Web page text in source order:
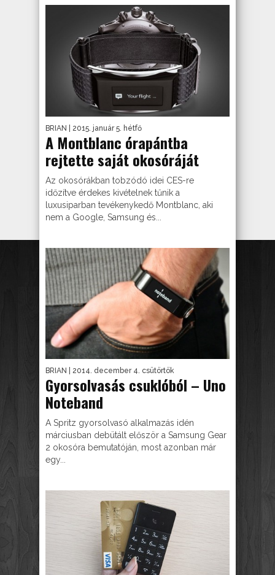
BRIAN | 2015. január 5. hétfő
A Montblanc órapántba
rejtette saját okosóráját
Az okosórákban tobzódó idei CES-re
időzítve érdekes kivételnek tűnik a
luxusiparban tevékenykedő Montblanc, aki
nem a Google, Samsung és...
BRIAN | 2014. december 4. csütörtök
Gyorsolvasás csuklóból – Uno
Noteband
A Spritz gyorsolvasó alkalmazás idén
márciusban debütált először a Samsung Gear
2 okosóra bemutatóján, most azonban már
egy...